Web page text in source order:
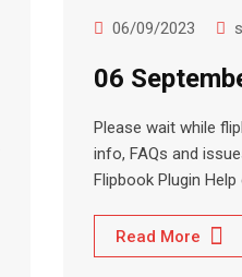
06/09/2023
06
Please wait while
info, FAQs and
Flipbook Plugin
Read More